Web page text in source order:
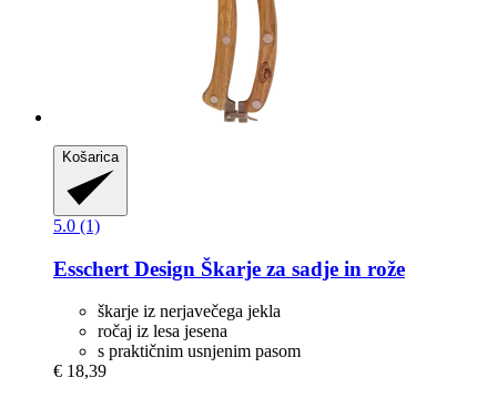
Košarica
5.0 (1)
Esschert Design Škarje za sadje in rože
škarje iz nerjavečega jekla
ročaj iz lesa jesena
s praktičnim usnjenim pasom
€ 18,39